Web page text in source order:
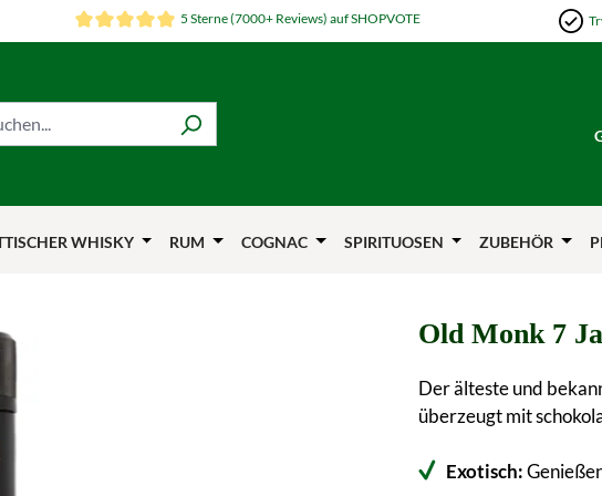
5 Sterne (7000+ Reviews) auf SHOPVOTE
WHISKY RUM COGNAC SPIRITUOSEN ZUBEHÖR
Old Monk 7
Der älteste und
überzeugt mit
Exotisch: